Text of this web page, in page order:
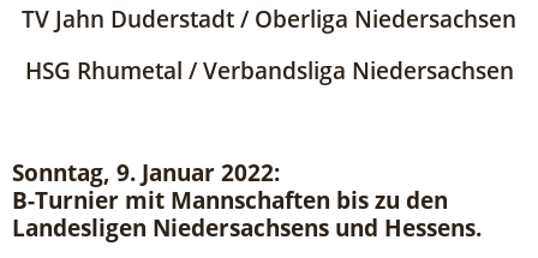
TV Jahn Duderstadt / Oberliga Niedersachsen
HSG Rhumetal / Verbandsliga Niedersachsen
Sonntag, 9. Januar 2022:
B-Turnier mit Mannschaften bis zu den
Landesligen Niedersachsens und Hessens.